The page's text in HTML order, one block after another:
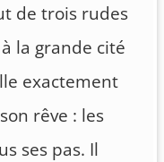
de trois rudes
la grande cité
exactement
rêve : les
ses pas. Il